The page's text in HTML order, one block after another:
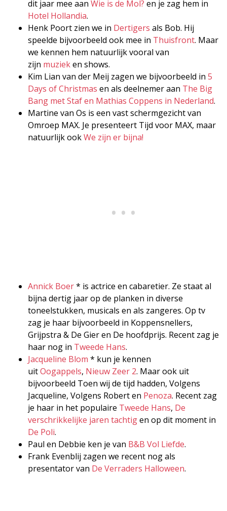
dit jaar mee aan Wie is de Mol? en je zag hem in
Hotel Hollandia.
Henk Poort zien we in Dertigers als Bob. Hij
speelde bijvoorbeeld ook mee in Thuisfront. Maar
we kennen hem natuurlijk vooral van
zijn muzieken shows.
Kim Lian van der Meij zagen we bijvoorbeeld in 5
Days of Christmas en als deelnemer aan The Big
Bang met Staf en Mathias Coppens in Nederland.
Martine van Os is een vast schermgezicht van
Omroep MAX. Je presenteert Tijd voor MAX, maar
natuurlijk ookWe zijn er bijna!
Annick Boer* is actrice en cabaretier. Ze staat al
bijna dertig jaar op de planken in diverse
toneelstukken, musicals en als zangeres. Op tv
zag je haar bijvoorbeeld in Koppensnellers,
Grijpstra & De Gier en De hoofdprijs. Recent zag je
haar nog in Tweede Hans.
Jacqueline Blom * kun je kennen
uitOogappels, Nieuw Zeer 2. Maar ook uit
bijvoorbeeld Toen wij de tijd hadden, Volgens
Jacqueline, Volgens Robert en Penoza. Recent zag
je haar in het populaire Tweede Hans, De
verschrikkelijke jaren tachtigen op dit moment in
De Poli.
Paul en Debbie ken je van B&B Vol Liefde.
Frank Evenblij zagen we recent nog als
presentator van De Verraders Halloween.